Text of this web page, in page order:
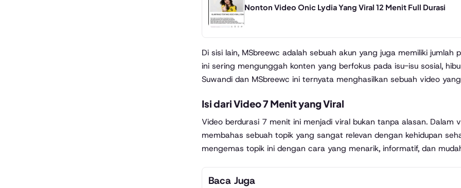
Nonton Video Onic Lydia Yang Viral 12 Menit Full Durasi
Di sisi lain, MSbreewc adalah sebuah akun yang juga memiliki
ini sering mengunggah konten yang berfokus pada isu-isu sosial,
Suwandi dan MSbreewc ini ternyata menghasilkan sebuah video
Isi dari Video 7 Menit yang Viral
Video berdurasi 7 menit ini menjadi viral bukan tanpa alasan. Dalam
membahas sebuah topik yang sangat relevan dengan kehidupan
mengemas topik ini dengan cara yang menarik, informatif, dan
Baca Juga